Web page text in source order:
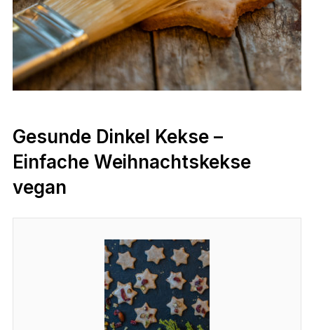
Gesunde Dinkel Kekse –
Einfache Weihnachtskekse
vegan